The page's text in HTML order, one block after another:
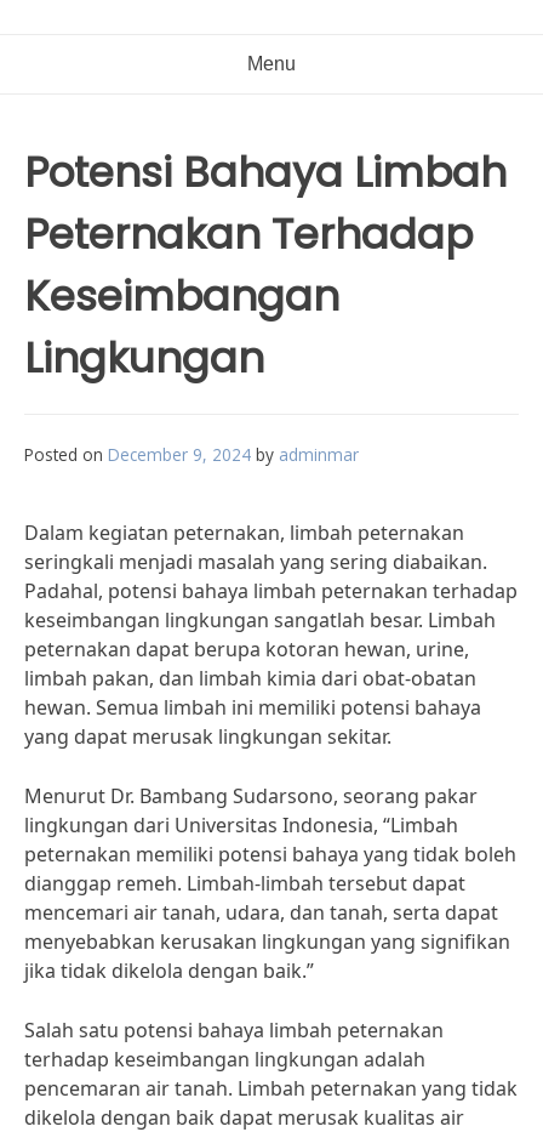
Menu
Potensi Bahaya Limbah
Peternakan Terhadap
Keseimbangan
Lingkungan
Posted on December 9, 2024 by adminmar
Dalam kegiatan peternakan, limbah peternakan
seringkali menjadi masalah yang sering diabaikan.
Padahal, potensi bahaya limbah peternakan terhadap
keseimbangan lingkungan sangatlah besar. Limbah
peternakan dapat berupa kotoran hewan, urine,
limbah pakan, dan limbah kimia dari obat-obatan
hewan. Semua limbah ini memiliki potensi bahaya
yang dapat merusak lingkungan sekitar.
Menurut Dr. Bambang Sudarsono, seorang pakar
lingkungan dari Universitas Indonesia, “Limbah
peternakan memiliki potensi bahaya yang tidak boleh
dianggap remeh. Limbah-limbah tersebut dapat
mencemari air tanah, udara, dan tanah, serta dapat
menyebabkan kerusakan lingkungan yang signifikan
jika tidak dikelola dengan baik.”
Salah satu potensi bahaya limbah peternakan
terhadap keseimbangan lingkungan adalah
pencemaran air tanah. Limbah peternakan yang tidak
dikelola dengan baik dapat merusak kualitas air